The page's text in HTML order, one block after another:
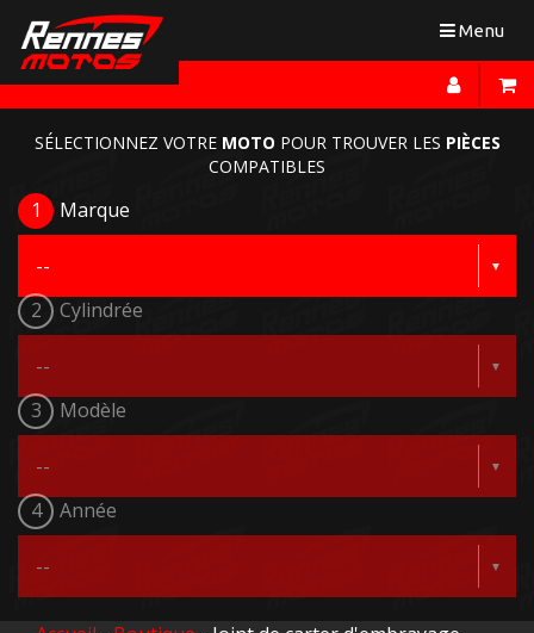
Toggle
Menu
SÉLECTIONNEZ VOTRE MOTO POUR TROUVER LES PIÈCES
COMPATIBLES
1 Marque
2 Cylindrée
3 Modèle
4 Année